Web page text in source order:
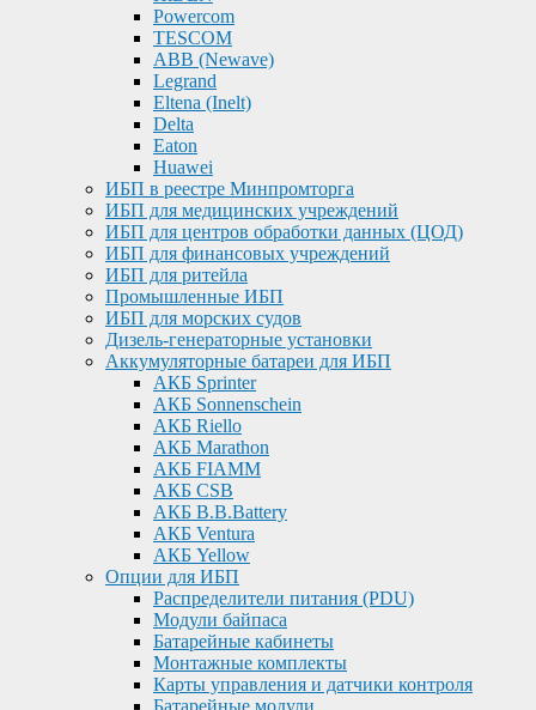
Powercom
TESCOM
ABB (Newave)
Legrand
Eltena (Inelt)
Delta
Eaton
Huawei
ИБП в реестре Минпромторга
ИБП для медицинских учреждений
ИБП для центров обработки данных (ЦОД)
ИБП для финансовых учреждений
ИБП для ритейла
Промышленные ИБП
ИБП для морских судов
Дизель-генераторные установки
Аккумуляторные батареи для ИБП
АКБ Sprinter
АКБ Sonnenschein
АКБ Riello
АКБ Marathon
АКБ FIAMM
АКБ CSB
АКБ B.B.Battery
АКБ Ventura
АКБ Yellow
Опции для ИБП
Распределители питания (PDU)
Модули байпаса
Батарейные кабинеты
Монтажные комплекты
Карты управления и датчики контроля
Батарейные модули